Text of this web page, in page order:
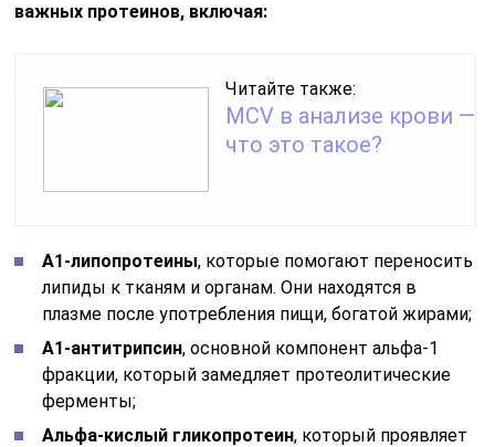
важных протеинов, включая:
Читайте также:
MCV в анализе крови —
что это такое?
А1-липопротеины, которые помогают переносить
липиды к тканям и органам. Они находятся в
плазме после употребления пищи, богатой жирами;
А1-антитрипсин, основной компонент альфа-1
фракции, который замедляет протеолитические
ферменты;
Альфа-кислый гликопротеин, который проявляет